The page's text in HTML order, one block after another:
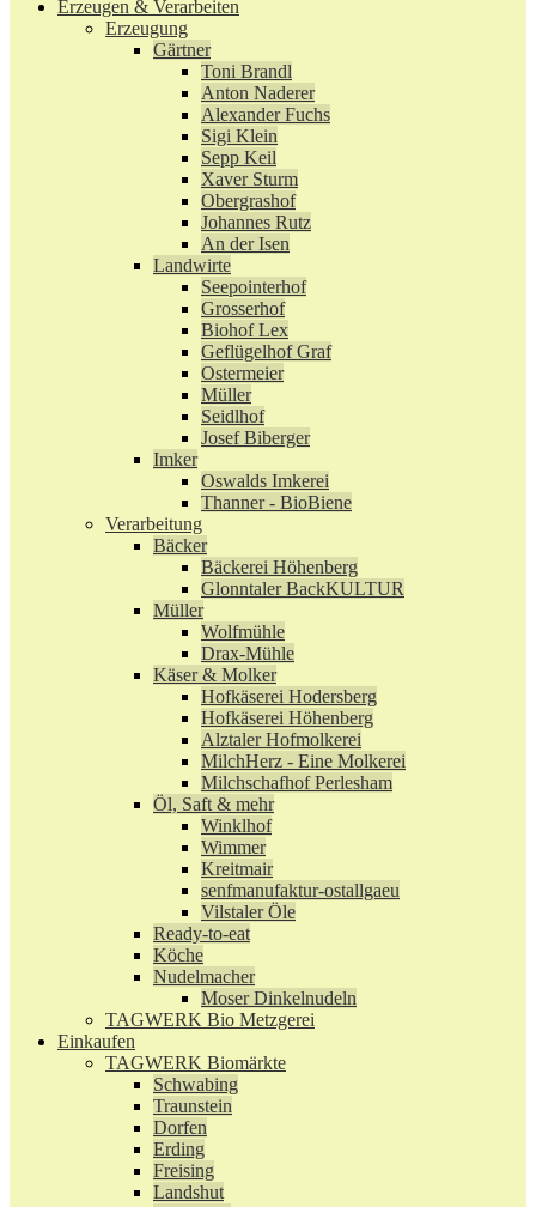
Erzeugen & Verarbeiten
Erzeugung
Gärtner
Toni Brandl
Anton Naderer
Alexander Fuchs
Sigi Klein
Sepp Keil
Xaver Sturm
Obergrashof
Johannes Rutz
An der Isen
Landwirte
Seepointerhof
Grosserhof
Biohof Lex
Geflügelhof Graf
Ostermeier
Müller
Seidlhof
Josef Biberger
Imker
Oswalds Imkerei
Thanner - BioBiene
Verarbeitung
Bäcker
Bäckerei Höhenberg
Glonntaler BackKULTUR
Müller
Wolfmühle
Drax-Mühle
Käser & Molker
Hofkäserei Hodersberg
Hofkäserei Höhenberg
Alztaler Hofmolkerei
MilchHerz - Eine Molkerei
Milchschafhof Perlesham
Öl, Saft & mehr
Winklhof
Wimmer
Kreitmair
senfmanufaktur-ostallgaeu
Vilstaler Öle
Ready-to-eat
Köche
Nudelmacher
Moser Dinkelnudeln
TAGWERK Bio Metzgerei
Einkaufen
TAGWERK Biomärkte
Schwabing
Traunstein
Dorfen
Erding
Freising
Landshut